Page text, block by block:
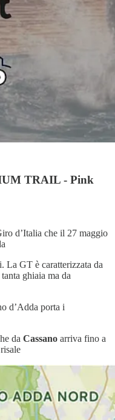
TRAIL - Pink
d’Italia che il 27 maggio
La GT è caratterizzata da
ghiaia ma da
d’Adda porta i
da Cassano arriva fino a